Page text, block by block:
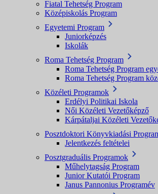
Fiatal Tehetség Program
Középiskolás Program
Egyetemi Program
Juniorképzés
Iskolák
Roma Tehetség Program
Roma Tehetség Program
Roma Tehetség Program
Közéleti Programok
Erdélyi Politikai Iskola
Női Közéleti Vezetőképző
Kárpátaljai Közéleti
Posztdoktori Könyvkiadási
Jelentkezés feltételei
Posztgraduális Programok
Műhelytagság Program
Junior Kutatói Program
Janus Pannonius Programév